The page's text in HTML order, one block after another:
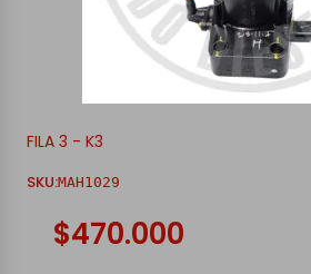
FILA 3 - K3
SKU:MAH1029
$470.000